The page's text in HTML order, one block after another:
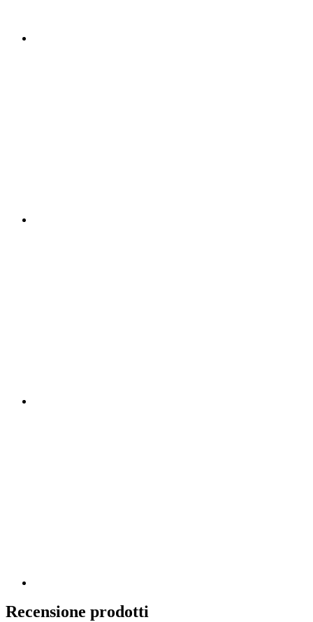
Recensione prodotti